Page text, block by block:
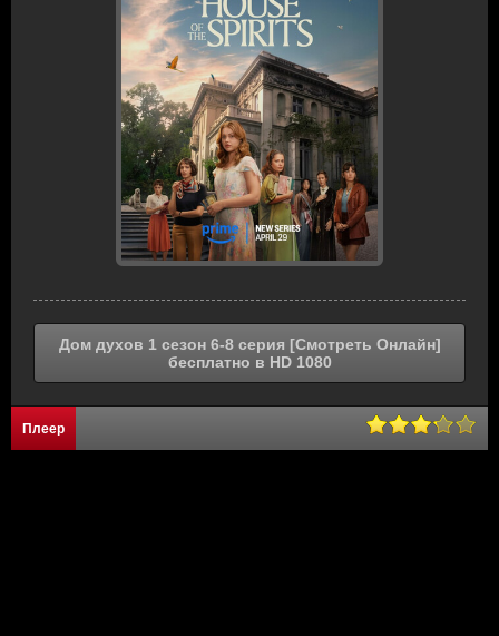
Дом духов 1 сезон 6-8 серия [Смотреть Онлайн]
бесплатно в HD 1080
Плеер